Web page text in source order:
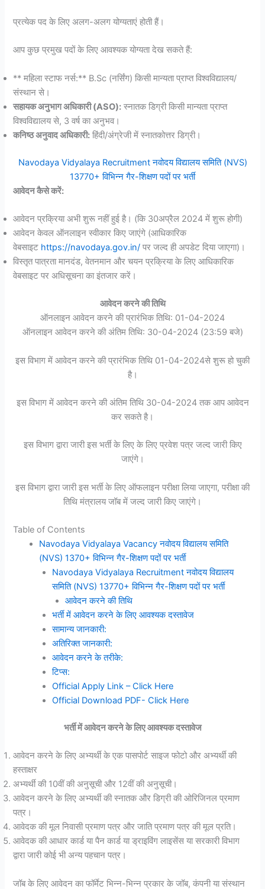
प्रत्येक पद के लिए अलग-अलग योग्यताएं होती हैं।
आप कुछ प्रमुख पदों के लिए आवश्यक योग्यता देख सकते हैं:
** महिला स्टाफ नर्स:** B.Sc (नर्सिंग) किसी मान्यता प्राप्त विश्वविद्यालय/
संस्थान से।
सहायक अनुभाग अधिकारी (ASO): स्नातक डिग्री किसी मान्यता प्राप्त
विश्वविद्यालय से, 3 वर्ष का अनुभव।
कनिष्ठ अनुवाद अधिकारी: हिंदी/अंग्रेजी में स्नातकोत्तर डिग्री।
Navodaya Vidyalaya Recruitment नवोदय विद्यालय समिति (NVS)
13770+ विभिन्न गैर-शिक्षण पदों पर भर्ती
आवेदन कैसे करें:
आवेदन प्रक्रिया अभी शुरू नहीं हुई है। (कि 30अप्रैल 2024 में शुरू होगी)
आवेदन केवल ऑनलाइन स्वीकार किए जाएंगे (आधिकारिक
वेबसाइट https://navodaya.gov.in/पर जल्द ही अपडेट दिया जाएगा)।
विस्तृत पात्रता मानदंड, वेतनमान और चयन प्रक्रिया के लिए आधिकारिक
वेबसाइट पर अधिसूचना का इंतजार करें।
आवेदन करने की तिथि
ऑनलाइन आवेदन करने की प्रारंभिक तिथि: 01-04-2024
ऑनलाइन आवेदन करने की अंतिम तिथि: 30-04-2024 (23:59 बजे)
इस विभाग में आवेदन करने की प्रारंभिक तिथि 01-04-2024से शुरू हो चुकी
है।
इस विभाग में आवेदन करने की अंतिम तिथि 30-04-2024 तक आप आवेदन
कर सकते है।
इस विभाग द्वारा जारी इस भर्ती के लिए के लिए प्रवेश पत्र जल्द जारी किए
जाएंगे।
इस विभाग द्वारा जारी इस भर्ती के लिए ऑफलाइन परीक्षा लिया जाएगा, परीक्षा की
तिथि मंत्रालय जॉब में जल्द जारी किए जाएंगे।
Table of Contents
Navodaya Vidyalaya Vacancy नवोदय विद्यालय समिति
(NVS) 1370+ विभिन्न गैर-शिक्षण पदों पर भर्ती
Navodaya Vidyalaya Recruitment नवोदय विद्यालय
समिति (NVS) 13770+ विभिन्न गैर-शिक्षण पदों पर भर्ती
आवेदन करने की तिथि
भर्ती में आवेदन करने के लिए आवश्यक दस्तावेज
सामान्य जानकारी:
अतिरिक्त जानकारी:
आवेदन करने के तरीके:
टिप्स:
Official Apply Link – Click Here
Official Download PDF- Click Here
भर्ती में आवेदन करने के लिए आवश्यक दस्तावेज
आवेदन करने के लिए अभ्यर्थी के एक पासपोर्ट साइज फोटो और अभ्यर्थी की
हस्ताक्षर
अभ्यर्थी की 10वीं की अनुसूची और 12वीं की अनुसूची।
आवेदन करने के लिए अभ्यर्थी की स्नातक और डिग्री की ओरिजिनल प्रमाण
पत्र।
आवेदक की मूल निवासी प्रमाण पत्र और जाति प्रमाण पत्र की मूल प्रति।
आवेदक की आधार कार्ड या पैन कार्ड या ड्राइविंग लाइसेंस या सरकारी विभाग
द्वारा जारी कोई भी अन्य पहचान पत्र।
जॉब के लिए आवेदन का फॉर्मेट भिन्न-भिन्न प्रकार के जॉब, कंपनी या संस्थान